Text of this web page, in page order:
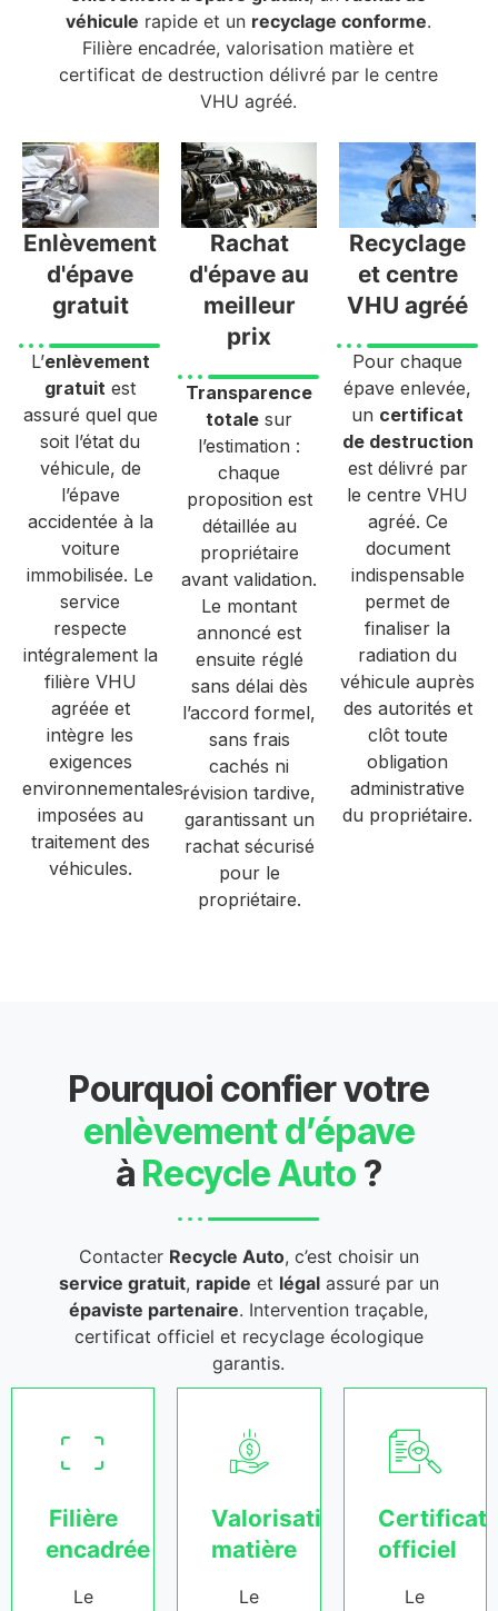
véhicule rapide et un recyclage conforme.
Filière encadrée, valorisation matière et
certificat de destruction délivré par le centre
VHU agréé.
Enlèvement
d'épave
gratuit
L’enlèvement
gratuit est
assuré quel que
soit l’état du
véhicule, de
l’épave
accidentée à la
voiture
immobilisée. Le
service
respecte
intégralement la
filière VHU
agréée et
intègre les
exigences
environnementales
imposées au
traitement des
véhicules.
Rachat
d'épave au
meilleur
prix
Transparence
totale sur
l’estimation :
chaque
proposition est
détaillée au
propriétaire
avant validation.
Le montant
annoncé est
ensuite réglé
sans délai dès
l’accord formel,
sans frais
cachés ni
révision tardive,
garantissant un
rachat sécurisé
pour le
propriétaire.
Recyclage
et centre
VHU agréé
Pour chaque
épave enlevée,
un certificat
de destruction
est délivré par
le centre VHU
agréé. Ce
document
indispensable
permet de
finaliser la
radiation du
véhicule auprès
des autorités et
clôt toute
obligation
administrative
du propriétaire.
Pourquoi confier votre
enlèvement d’épave
à Recycle Auto ?
Contacter Recycle Auto, c’est choisir un
service gratuit, rapide et légalassuré par un
épaviste partenaire. Intervention traçable,
certificat officiel et recyclage écologique
garantis.
Filière
encadrée
Le
Valorisation
matière
Le
Certificat
officiel
Le